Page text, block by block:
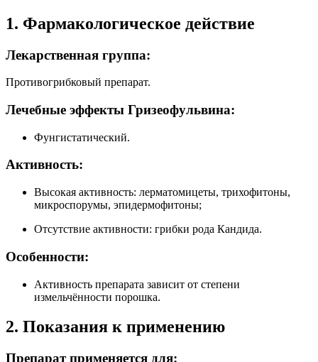
1. Фармакологическое действие
Лекарственная группа:
Противогрибковый препарат.
Лечебные эффекты Гризеофульвина:
Фунгистатический.
Активность:
Высокая активность: лерматомицеты, трихофитоны,
микроспорумы, эпидермофитоны;
Отсутствие активности: грибки рода Кандида.
Особенности:
Активность препарата зависит от степени
измельчённости порошка.
2. Показания к применению
Препарат применяется для: